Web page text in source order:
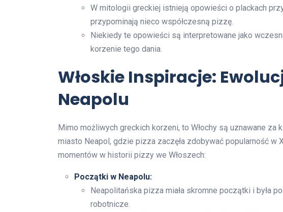
W mitologii greckiej istnieją opowieści o plackach
przypominają nieco współczesną pizzę.
Niekiedy te opowieści są interpretowane jako
korzenie tego dania.
Włoskie Inspiracje:
Neapolu
Mimo możliwych greckich korzeni, to Włochy są uznawane za
miasto Neapol, gdzie pizza zaczęła zdobywać popularność w
momentów w historii pizzy we Włoszech:
Początki w Neapolu:
Neapolitańska pizza miała skromne początki i była
robotnicze.